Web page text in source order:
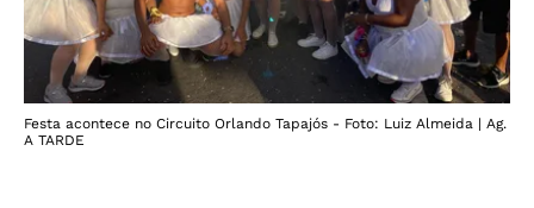
Festa acontece no Circuito Orlando Tapajós - Foto: Luiz Almeida | Ag.
A TARDE